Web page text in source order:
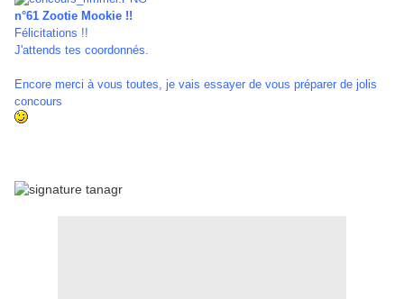
n°61 Zootie Mookie !!
Félicitations !!
J'attends tes coordonnés.
Encore merci à vous toutes, je vais essayer de vous préparer de jolis
concours